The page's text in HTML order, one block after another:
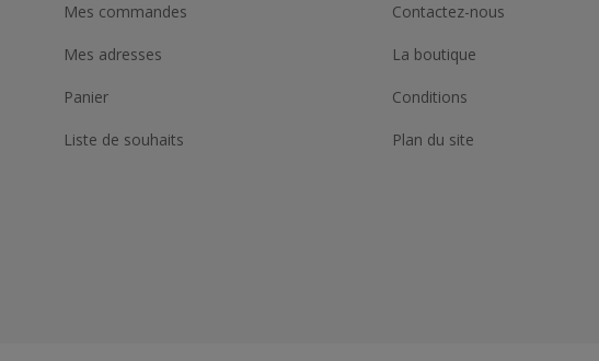
Mes commandes
Mes adresses
Panier
Liste de souhaits
Contactez-nous
La boutique
Conditions
Plan du site